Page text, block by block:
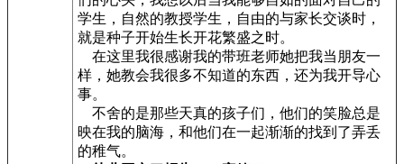
学生，自然的教授学生，自由的与家长交谈时，
就是种子开始生长开花繁盛之时。
在这里我很感谢我的带班老师她把我当朋友一
样，她教会我很多不知道的东西，还为我开导心
事。
不舍的是那些天真的孩子们，他们的笑脸总是
映在我的脑海，和他们在一起渐渐的找到了弄丢
的稚气。